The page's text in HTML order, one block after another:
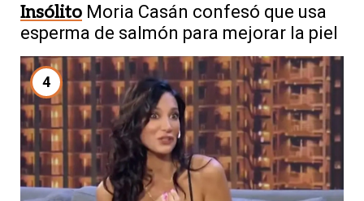
Insólito Moria Casán confesó que usa
esperma de salmón para mejorar la piel
4